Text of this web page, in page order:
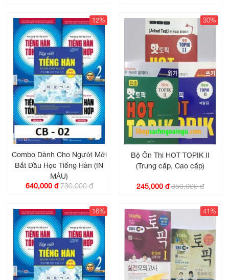
Combo Dành Cho Người Mới
Bắt Đầu Học Tiếng Hàn (IN
MÀU)
640,000 đ 730,000 đ
12%
Bộ Ôn Thi HOT TOPIK II
(Trung cấp, Cao cấp)
245,000 đ 350,000 đ
30%
16% 41%